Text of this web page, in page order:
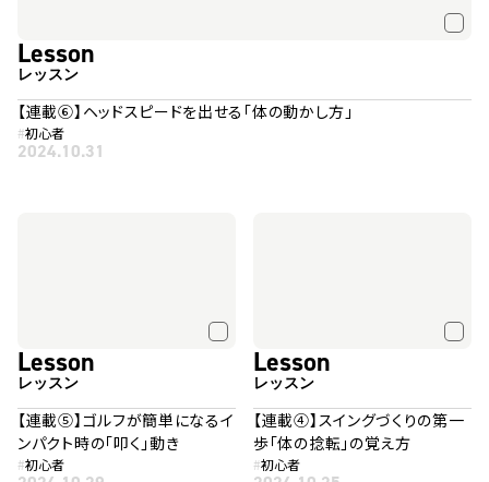
Lesson
レッスン
【連載⑥】ヘッドスピードを出せる「体の動かし方」
#初心者
2024.10.31
Lesson
レッスン
【連載⑤】ゴルフが簡単になるイ
ンパクト時の「叩く」動き
#初心者
Lesson
レッスン
【連載④】スイングづくりの第一
歩「体の捻転」の覚え方
#初心者